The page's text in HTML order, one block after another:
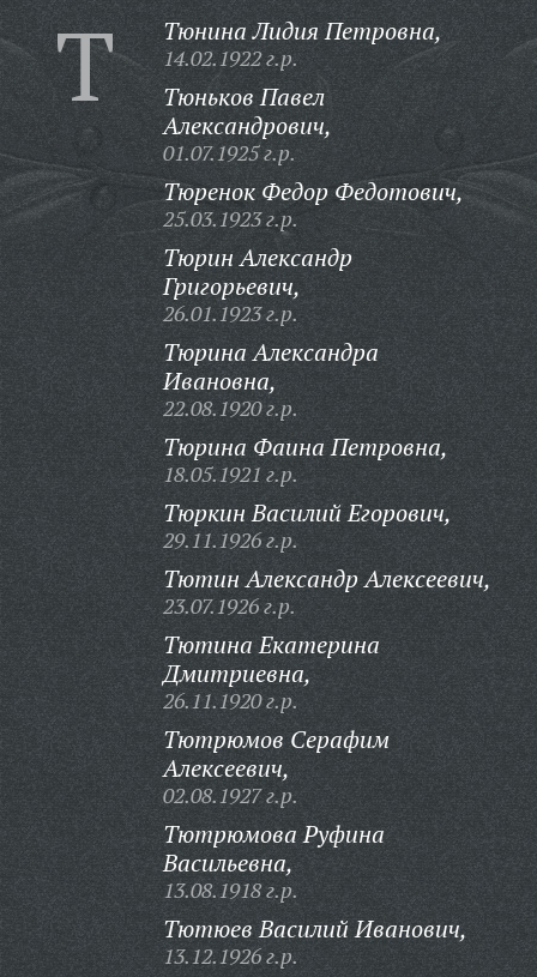
Т Тюнина Лидия Петровна,
14.02.1922 г.р.
Тюньков Павел
Александрович,
01.07.1925 г.р.
Тюренок Федор Федотович,
25.03.1923 г.р.
Тюрин Александр
Григорьевич,
26.01.1923 г.р.
Тюрина Александра
Ивановна,
22.08.1920 г.р.
Тюрина Фаина Петровна,
18.05.1921 г.р.
Тюркин Василий Егорович,
29.11.1926 г.р.
Тютин Александр Алексеевич,
23.07.1926 г.р.
Тютина Екатерина
Дмитриевна,
26.11.1920 г.р.
Тютрюмов Серафим
Алексеевич,
02.08.1927 г.р.
Тютрюмова Руфина
Васильевна,
13.08.1918 г.р.
Тютюев Василий Иванович,
13.12.1926 г.р.